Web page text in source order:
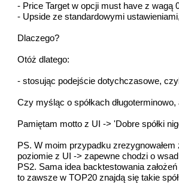
- Price Target w opcji must have z wagą
- Upside ze standardowymi
Dlaczego?
Otóż dlatego:
- stosując podejście dotychczasowe,
Czy myśląc o spółkach
Pamiętam motto z UI -> 'Dobre spółki
PS. W moim przypadku
poziomie z UI -> zapewne chodzi o
PS2. Sama idea backtestowania
to zawsze w TOP20 znajdą się takie